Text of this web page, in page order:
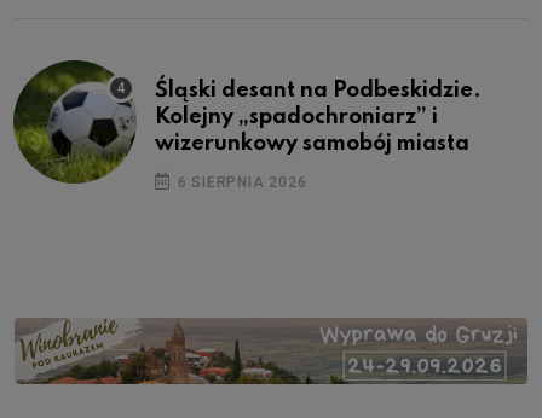
Śląski desant na Podbeskidzie.
Kolejny „spadochroniarz” i
wizerunkowy samobój miasta
6 SIERPNIA 2026